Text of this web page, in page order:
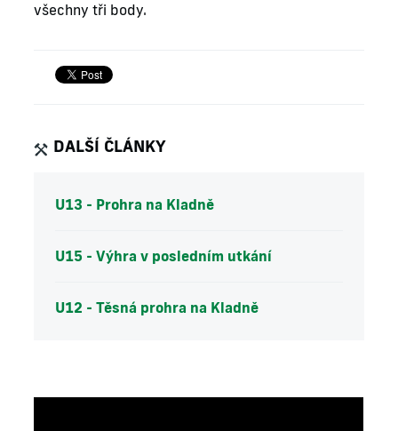
všechny tři body.
DALŠÍ ČLÁNKY
U13 - Prohra na Kladně
U15 - Výhra v posledním utkání
U12 - Těsná prohra na Kladně